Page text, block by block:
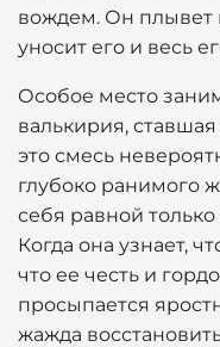
вождем. Он плывет
уносит его и весь
Особое место
валькирия,
это смесь
глубоко ранимого
себя равной
Когда она узнает,
что ее честь и
просыпается
жажда